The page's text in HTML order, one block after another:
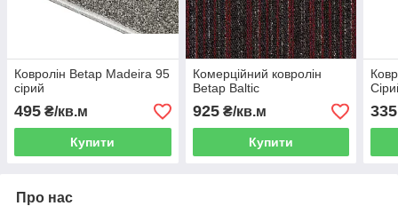
Ковролін Betap Madeira 95
сірий
495 ₴/кв.м
Купити
Комерційний ковролін
Betap Baltic
925₴/кв.м
Купити
335
Про нас